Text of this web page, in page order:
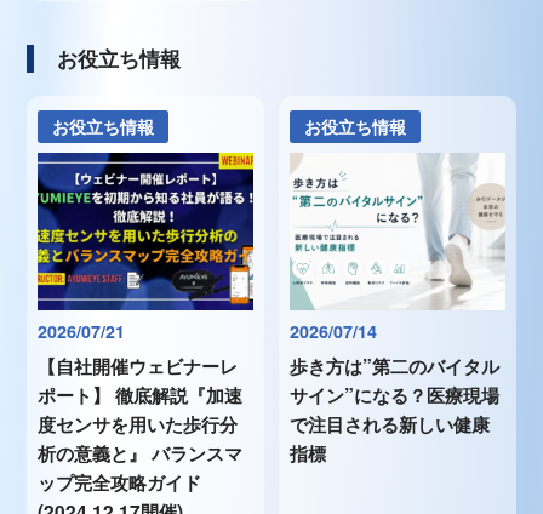
お役立ち情報
お役立ち情報
2026/07/21
【自社開催ウェビナーレ
ポート】 徹底解説『加速
度センサを用いた歩行分
析の意義と』 バランスマ
ップ完全攻略ガイド
お役立ち情報
2026/07/14
歩き方は”第二のバイタル
サイン”になる？医療現場
で注目される新しい健康
指標